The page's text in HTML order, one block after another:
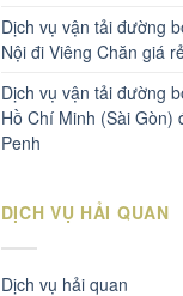
Dịch vụ vận tải đường
Nội đi Viêng Chăn giá
Dịch vụ vận tải đường
Hồ Chí Minh (Sài Gòn)
Penh
DỊCH VỤ HẢI QUAN
Dịch vụ hải quan